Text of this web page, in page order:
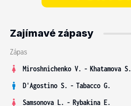
Zajímavé zápasy
Zápas
Miroshnichenko V. - Khatamova S.
D'Agostino S. - Tabacco G.
Samsonova L. - Rybakina E.